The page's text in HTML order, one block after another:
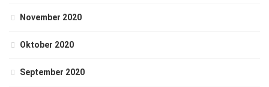
November 2020
Oktober 2020
September 2020